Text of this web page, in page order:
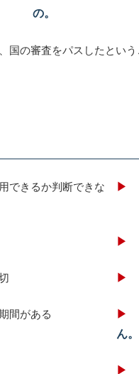
の。
国の審査をパスしたとい
できるか判断できな
間がある
ん。